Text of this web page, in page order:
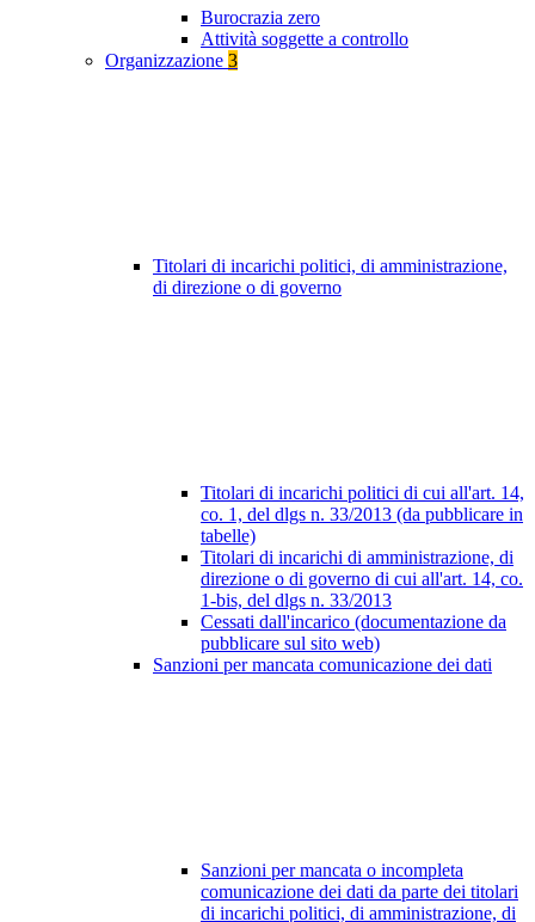
Burocrazia zero
Attività soggette a controllo
Organizzazione 3
Titolari di incarichi politici, di amministrazione,
di direzione o di governo
Titolari di incarichi politici di cui all'art. 14,
co. 1, del dlgs n. 33/2013 (da pubblicare in
tabelle)
Titolari di incarichi di amministrazione, di
direzione o di governo di cui all'art. 14, co.
1-bis, del dlgs n. 33/2013
Cessati dall'incarico (documentazione da
pubblicare sul sito web)
Sanzioni per mancata comunicazione dei dati
Sanzioni per mancata o incompleta
comunicazione dei dati da parte dei titolari
di incarichi politici, di amministrazione, di